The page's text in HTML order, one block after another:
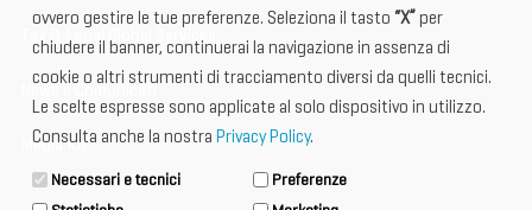
Tax & Legal Global Services
News e Comunicati
Media Kit
ovvero gestire le tue preferenze. Seleziona il tasto “X” per
chiudere il banner, continuerai la navigazione in assenza di
cookie o altri strumenti di tracciamento diversi da quelli tecnici.
Le scelte espresse sono applicate al solo dispositivo in utilizzo.
Consulta anche la nostra Privacy Policy.
Necessari e tecnici
Preferenze